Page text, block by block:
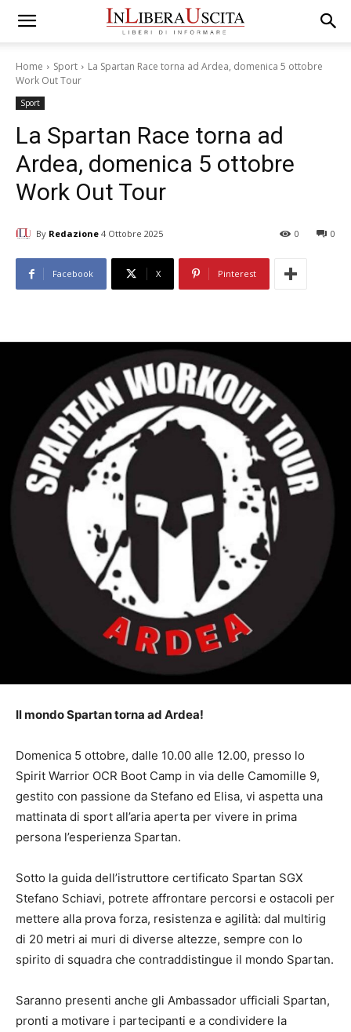
Home Sport
La Spartan Race torna ad Ardea, domenica 5 ottobre
Work Out Tour
Sport
La Spartan Race torna ad
Ardea, domenica 5 ottobre
Work Out Tour
By Redazione 4 Ottobre 2025 0
0
Facebook X Pinterest
Il mondo Spartan torna ad Ardea!
Domenica 5 ottobre, dalle 10.00 alle 12.00, presso lo
Spirit Warrior OCR Boot Camp in via delle Camomille 9,
gestito con passione da Stefano ed Elisa, vi aspetta una
mattinata di sport all’aria aperta per vivere in prima
persona l’esperienza Spartan.
Sotto la guida dell’istruttore certificato Spartan SGX
Stefano Schiavi, potrete affrontare percorsi e ostacoli per
mettere alla prova forza, resistenza e agilità: dal multirig
di 20 metri ai muri di diverse altezze, sempre con lo
spirito di squadra che contraddistingue il mondo Spartan.
Saranno presenti anche gli Ambassador ufficiali Spartan,
pronti a motivare i partecipanti e a condividere la